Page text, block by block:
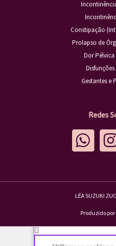
Constipação
Prolapso de
Dor
Disfunções
Gestantes e
Redes
W
h
t
s
a
p
I
t
r
LÉA SUZUKI
Produzido por